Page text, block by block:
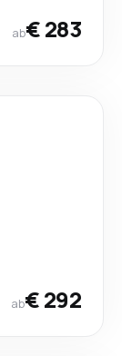
ab€ 283
ab€ 292